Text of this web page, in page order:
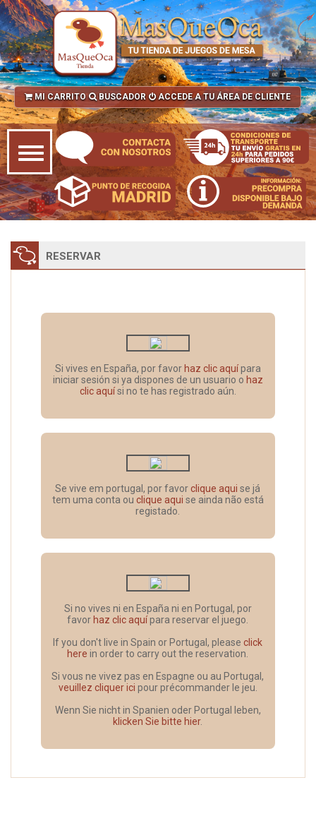
MI CARRITO BUSCADOR ACCEDE A TU ÁREA DE CLIENTE
RESERVAR
Si vives en España, por favor haz clic aquípara
iniciar sesión si ya dispones de un usuario o haz
clic aquísi no te has registrado aún.
Se vive em portugal, por favorclique aqui se já
tem uma conta ou clique aqui se ainda não está
registado.
Si no vives ni en España ni en Portugal, por
favor haz clic aquípara reservar el juego.
If you don't live in Spain or Portugal, pleaseclick
here in order to carry out the reservation.
Si vous ne vivez pas en Espagne ou au Portugal,
veuillez cliquer ici pour précommander le jeu.
Wenn Sie nicht in Spanien oder Portugal leben,
klicken Sie bitte hier.